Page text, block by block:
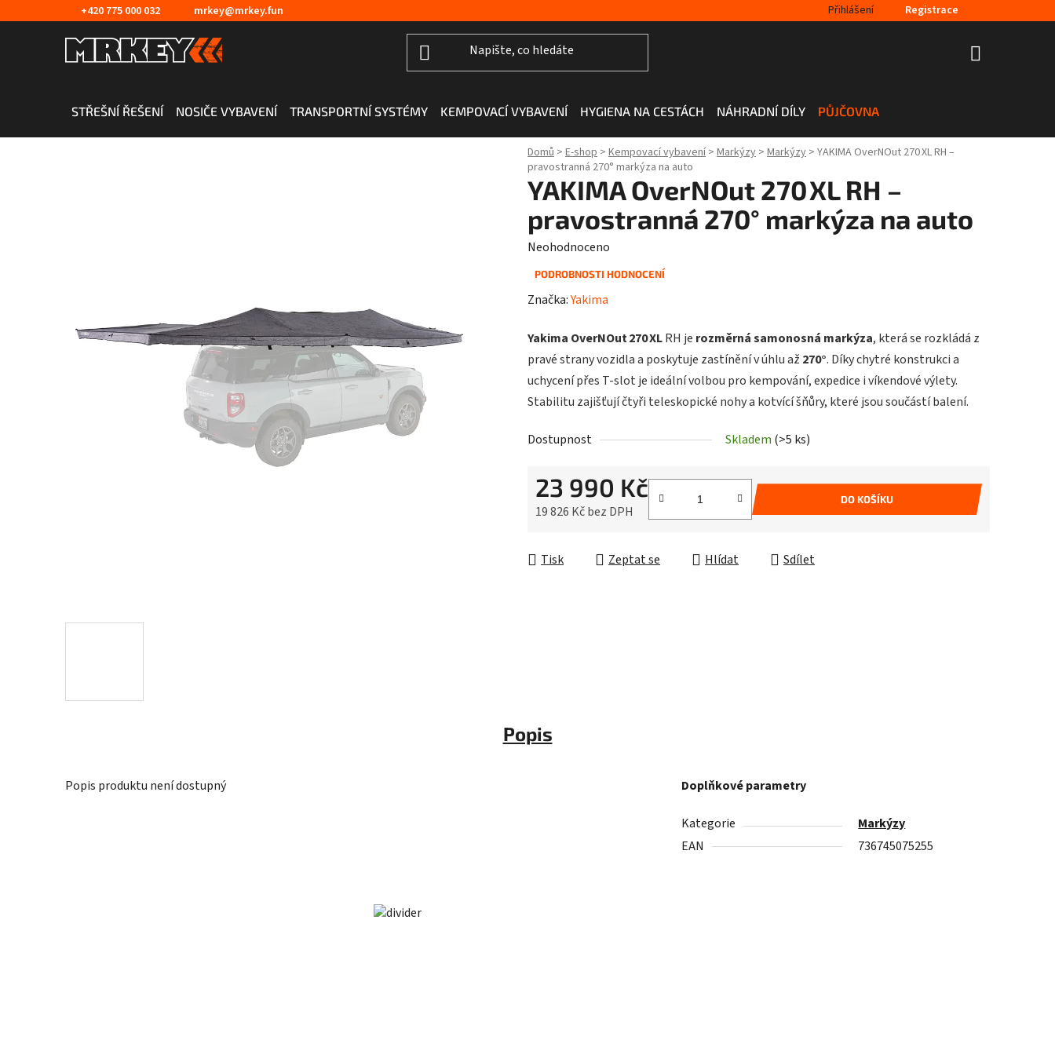
na
+420 775 000 032 mrkey@mrkey.fun Přihlášení Registrace
STŘEŠNÍ ŘEŠENÍ NOSIČE VYBAVENÍ TRANSPORTNÍ SYSTÉMY KEMPOVACÍ VYBAVENÍ HYGIENA NA CESTÁCH NÁHRADNÍ DÍLY PŮJČOVNA
Domů > E-shop > Kempovací vybavení > Markýzy > Markýzy > YAKIMA OverNOut 270 XL RH –
pravostranná 270° markýza na auto
YAKIMA OverNOut 270 XL RH –
pravostranná 270° markýza na auto
Průměrné
hodnocení
0,0
hvězdiček.
Neohodnoceno
PODROBNOSTI HODNOCENÍ
Značka:Yakima
Yakima OverNOut 270 XLRH je rozměrná samonosná markýza, která se rozkládá z
pravé strany vozidla a poskytuje zastínění v úhlu až 270°. Díky chytré konstrukci a
uchycení přes T-slot je ideální volbou pro kempování, expedice i víkendové výlety.
Stabilitu zajišťují čtyři teleskopické nohy a kotvící šňůry, které jsou součástí balení.
Dostupnost Skladem (>5 ks)
23 990 Kč
19 826 Kč bez DPH
DO KOŠÍKU
Tisk Zeptat se Hlídat Sdílet
Popis
Popis produktu není dostupný Doplňkové parametry
Kategorie
Markýzy
EAN
736745075255